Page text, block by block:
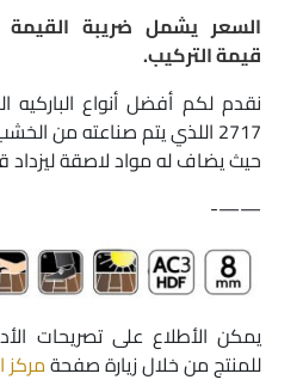
السعر يشمل ضريبة
قيمة التركيب.
نقدم لكم أفضل أنواع الباركيه
2717 اللذي يتم صناعته من الخشب
حيث يضاف له مواد لاصقة
——-
يمكن الأطلاع على تصريحات
للمنتج من خلال زيارة صفحةمركز